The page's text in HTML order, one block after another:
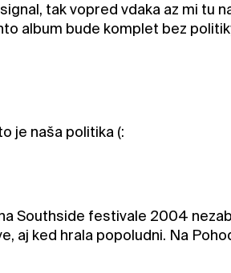
tak vopred vdaka az mi tu
album bude komplet bez
je naša politika (:
Southside festivale 2004
aj ked hrala popoludni. Na